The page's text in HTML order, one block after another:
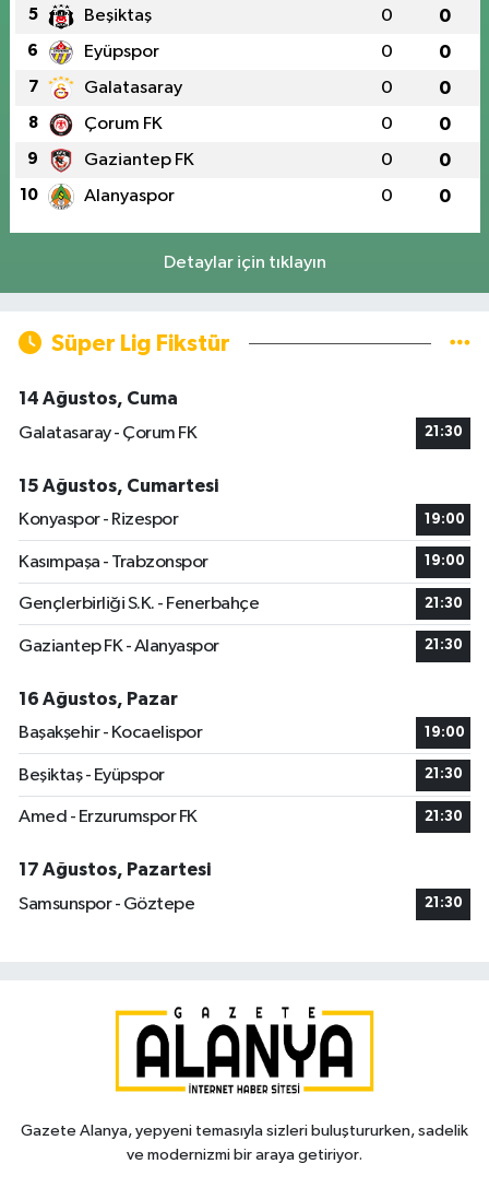
5 Beşiktaş 0 0
6 Eyüpspor 0 0
7 Galatasaray 0 0
8 Çorum FK 0 0
9 Gaziantep FK 0 0
10 Alanyaspor 0 0
Detaylar için tıklayın
Süper Lig Fikstür
14 Ağustos, Cuma
Galatasaray - Çorum FK
21:30
15 Ağustos, Cumartesi
Konyaspor - Rizespor
19:00
Kasımpaşa - Trabzonspor 19:00
Gençlerbirliği S.K. - Fenerbahçe 21:30
Gaziantep FK - Alanyaspor 21:30
16 Ağustos, Pazar
Başakşehir - Kocaelispor
19:00
Beşiktaş - Eyüpspor 21:30
Amed - Erzurumspor FK 21:30
17 Ağustos, Pazartesi
Samsunspor - Göztepe
21:30
Gazete Alanya, yepyeni temasıyla sizleri buluştururken, sadelik
ve modernizmi bir araya getiriyor.